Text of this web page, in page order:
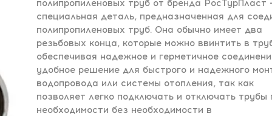
полипропиленовых труб от бренда РосТурПласт
специальная деталь, предназначенная для
полипропиленовых труб. Она обычно имеет два
резьбовых конца, которые можно ввинтить в
обеспечивая надежное и герметичное
удобное решение для быстрого и надежного
водопровода или системы отопления, так как
позволяет легко подключать и отключать трубы
необходимости без необходимости в